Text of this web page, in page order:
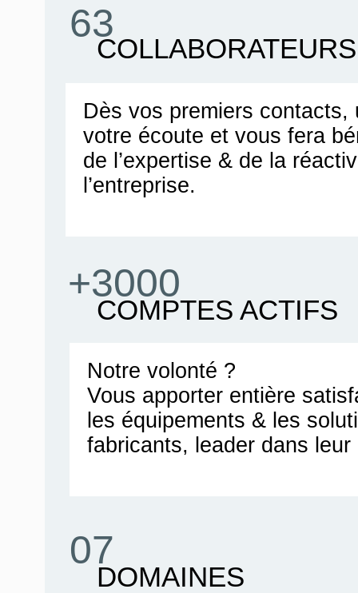
+3000
63
COLLABORATEURS
Dès vos premiers contacts,
votre écoute et vous fera
de l’expertise & de la
l’entreprise.
07
COMPTES ACTIFS
DOMAINES
Notre volonté ?
Vous apporter entière
les équipements & les
fabricants, leader dans leur